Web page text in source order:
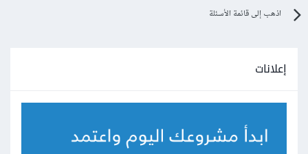
اذهب إلى قائمة الأسئلة
إعلانات